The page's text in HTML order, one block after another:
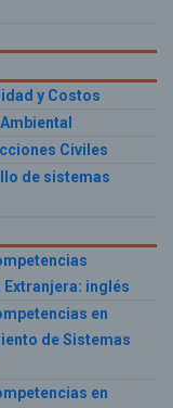
y Costos
Civiles
de sistemas
Extranjera: inglés
en
de Sistemas
en